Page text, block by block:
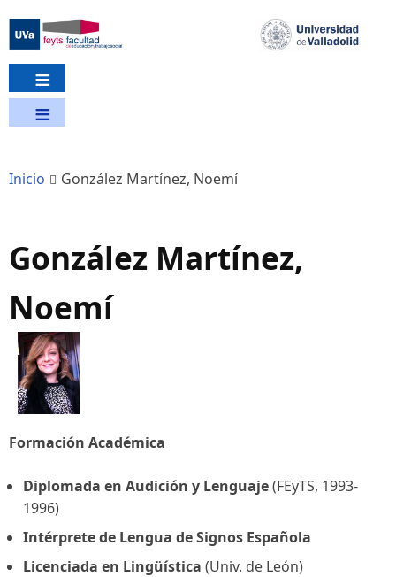
contenido
principal
Inicio González Martínez, Noemí
González Martínez,
Noemí
Formación Académica
Diplomada en Audición y Lenguaje(FEyTS, 1993-
1996)
Intérprete de Lengua de Signos Española
Licenciada en Lingüística (Univ. de León)